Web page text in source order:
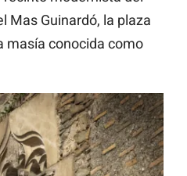
Mas Guinardó, la plaza
masía conocida como